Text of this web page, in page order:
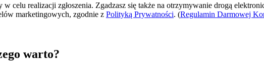
celu realizacji zgłoszenia. Zgadzasz się także na otrzymywanie drogą
marketingowych, zgodnie z Polityką Prywatności. (Regulamin Darmowej
warto?